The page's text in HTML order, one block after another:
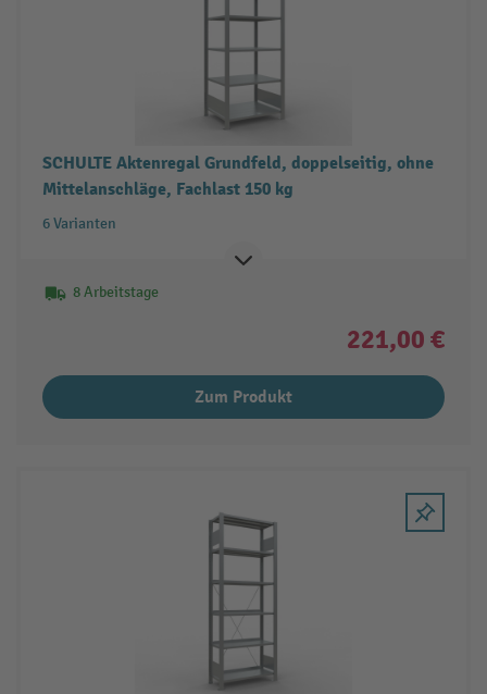
SCHULTE Aktenregal Grundfeld, doppelseitig, ohne
Mittelanschläge, Fachlast 150 kg
6 Varianten
8 Arbeitstage
221,00 €
Zum Produkt